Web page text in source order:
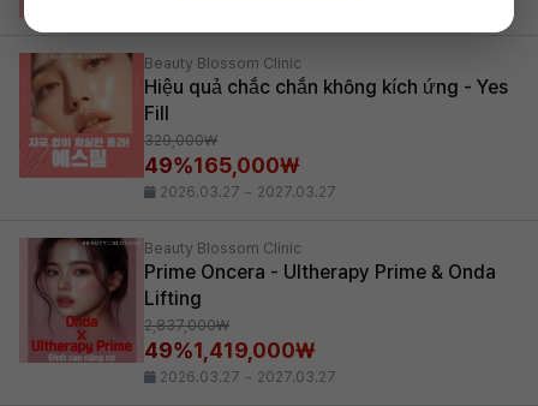
Beauty Blossom Clinic
Hiệu quả chắc chắn không kích ứng - Yes
Fill
329,000₩
49%165,000₩
2026.03.27 ~ 2027.03.27
Beauty Blossom Clinic
Prime Oncera - Ultherapy Prime & Onda
Lifting
2,837,000₩
49%1,419,000₩
2026.03.27 ~ 2027.03.27